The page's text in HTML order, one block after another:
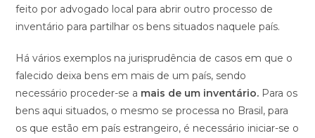
feito por advogado local para abrir outro processo de
inventário para partilhar os bens situados naquele país.
Há vários exemplos na jurisprudência de casos em que o
falecido deixa bens em mais de um país, sendo
necessário proceder-se a mais de um inventário. Para os
bens aqui situados, o mesmo se processa no Brasil, para
os que estão em país estrangeiro, é necessário iniciar-se o